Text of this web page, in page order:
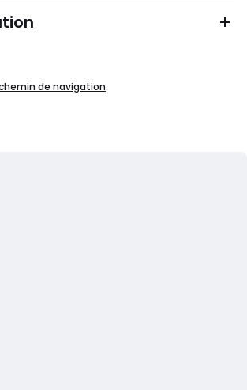
de navigation